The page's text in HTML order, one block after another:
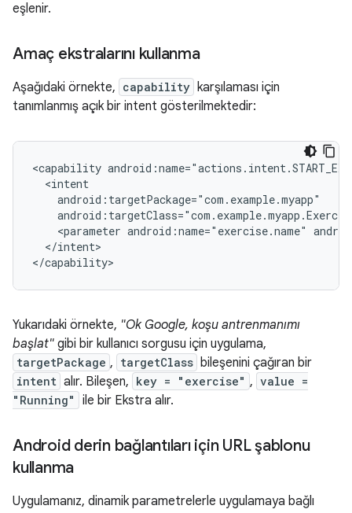
eşlenir.
Amaç ekstralarını kullanma
Aşağıdaki örnekte, capability karşılaması için
tanımlanmış açık bir intent gösterilmektedir:
<capability
<parameter android:name="exercise.name"
</intent>
Yukarıdaki örnekte, "Ok Google, koşu antrenmanımı
başlat" gibi bir kullanıcı sorgusu için uygulama,
targetPackage , targetClass bileşenini çağıran bir
intent alır. Bileşen, key = "exercise" , value =
"Running"
ile bir Ekstra alır.
Android derin bağlantıları için URL şablonu
kullanma
Uygulamanız, dinamik parametrelerle uygulamaya bağlı